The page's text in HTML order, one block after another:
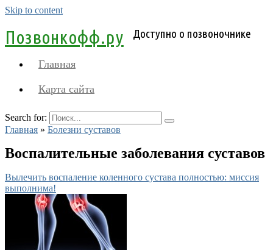
Skip to content
Позвонкофф.ру Доступно о позвоночнике
Главная
Карта сайта
Search for:
Главная » Болезни суставов
Воспалительные заболевания суставов
Вылечить воспаление коленного сустава полностью: миссия
выполнима!